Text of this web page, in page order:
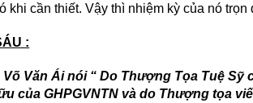
khi cần thiết. Vậy thì nhiệm kỳ của nó
:
Võ Văn Ái nói “ Do Thượng Tọa Tuệ
của GHPGVNTN và do Thượng tọa